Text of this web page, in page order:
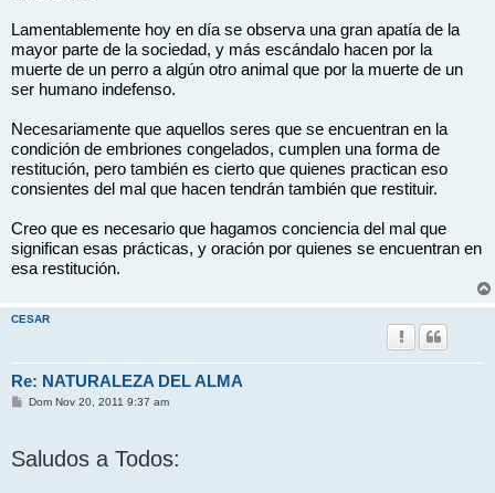
Lamentablemente hoy en día se observa una gran apatía de la
mayor parte de la sociedad, y más escándalo hacen por la
muerte de un perro a algún otro animal que por la muerte de un
ser humano indefenso.
Necesariamente que aquellos seres que se encuentran en la
condición de embriones congelados, cumplen una forma de
restitución, pero también es cierto que quienes practican eso
consientes del mal que hacen tendrán también que restituir.
Creo que es necesario que hagamos conciencia del mal que
significan esas prácticas, y oración por quienes se encuentran en
esa restitución.
CESAR
Re: NATURALEZA DEL ALMA
M
a
j
Dom Nov 20, 2011 9:37 am
Saludos a Todos: